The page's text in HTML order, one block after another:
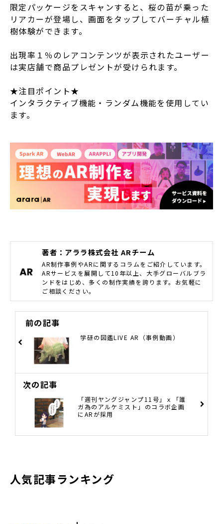
限定パッケージをスキャンすると、桜の苗が乗った
リアカーが登場し、画面をタップしてバーチャル植
樹体験ができます。
出現率１％のレアコンテンツが表示されたユーザー
は実店舗で商品プレゼントが受けられます。
★注目ポイント★
インタラクティブ機能・ランダム機能を使用してい
ます。
著者：アララ株式会社 ARチーム
AR制作事例やARに関するコラムをご紹介しています。
ARサービスを展開して10年以上、大手グローバルブラ
ンドをはじめ、多くの制作実績を誇ります。お気軽に
ご相談ください。
前の記事
学研の図鑑LIVE AR（事例動画）
次の記事
「週刊ヤングジャンプ11号」ｘ「誰
ガ為のアルケミスト」のコラボ企画
にARが採用
人気記事ランキング